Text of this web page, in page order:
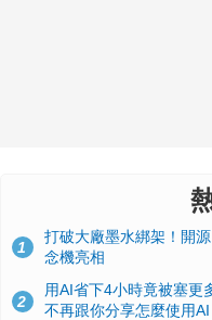
1
打破大廠墨水綁架！開
念機亮相
2
用AI省下4小時竟被塞更
不再跟你分享怎麼使用AI